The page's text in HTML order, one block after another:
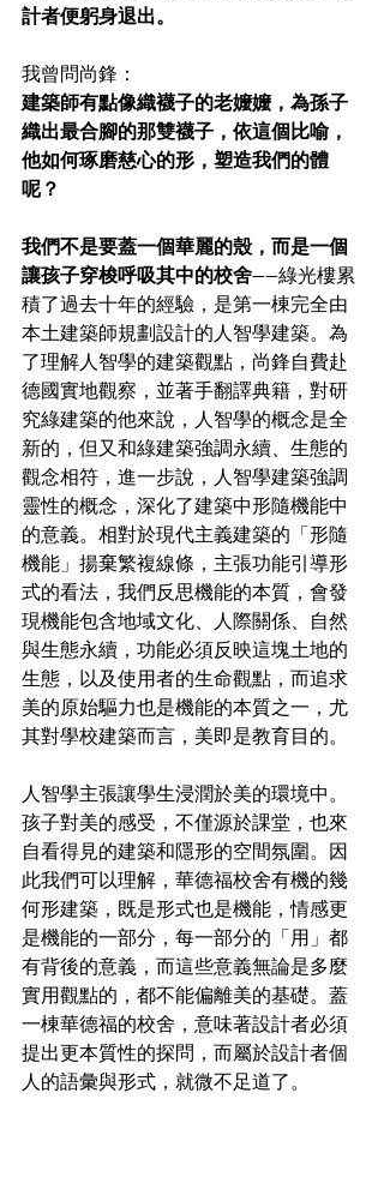
計者便躬身退出。
我曾問尚鋒：
建築師有點像織襪子的老嬤嬤，為孫子
織出最合腳的那雙襪子，依這個比喻，
他如何琢磨慈心的形，塑造我們的體
呢？
我們不是要蓋一個華麗的殼，而是一個
讓孩子穿梭呼吸其中的校舍----綠光樓累
積了過去十年的經驗，是第一棟完全由
本土建築師規劃設計的人智學建築。為
了理解人智學的建築觀點，尚鋒自費赴
德國實地觀察，並著手翻譯典籍，對研
究綠建築的他來說，人智學的概念是全
新的，但又和綠建築強調永續、生態的
觀念相符，進一步說，人智學建築強調
靈性的概念，深化了建築中形隨機能中
的意義。相對於現代主義建築的「形隨
機能」揚棄繁複線條，主張功能引導形
式的看法，我們反思機能的本質，會發
現機能包含地域文化、人際關係、自然
與生態永續，功能必須反映這塊土地的
生態，以及使用者的生命觀點，而追求
美的原始驅力也是機能的本質之一，尤
其對學校建築而言，美即是教育目的。
人智學主張讓學生浸潤於美的環境中。
孩子對美的感受，不僅源於課堂，也來
自看得見的建築和隱形的空間氛圍。因
此我們可以理解，華德福校舍有機的幾
何形建築，既是形式也是機能，情感更
是機能的一部分，每一部分的「用」都
有背後的意義，而這些意義無論是多麼
實用觀點的，都不能偏離美的基礎。蓋
一棟華德福的校舍，意味著設計者必須
提出更本質性的探問，而屬於設計者個
人的語彙與形式，就微不足道了。